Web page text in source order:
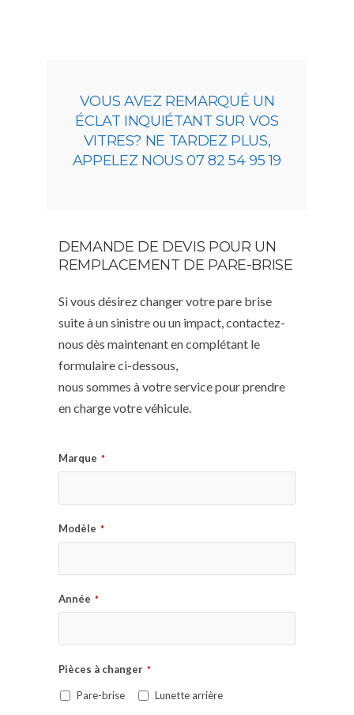
VOUS AVEZ REMARQUÉ UN
ÉCLAT INQUIÉTANT SUR VOS
VITRES? NE TARDEZ PLUS,
APPELEZ NOUS 07 82 54 95 19
DEMANDE DE DEVIS POUR UN
REMPLACEMENT DE PARE-BRISE
Si vous désirez changer votre pare brise
suite à un sinistre ou un impact, contactez-
nous dès maintenant en complétant le
formulaire ci-dessous,
nous sommes à votre service pour prendre
en charge votre véhicule.
Marque *
Modèle *
Année *
Pièces à changer *
Pare-brise Lunette arrière